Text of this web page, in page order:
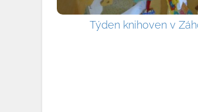
Týden knihoven v